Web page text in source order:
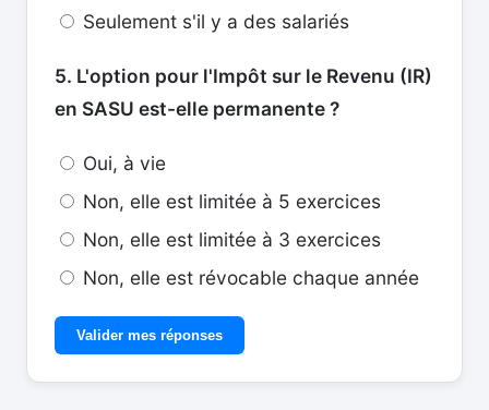
Seulement s'il y a des salariés
5. L'option pour l'Impôt sur le Revenu (IR)
en SASU est-elle permanente ?
Oui, à vie
Non, elle est limitée à 5 exercices
Non, elle est limitée à 3 exercices
Non, elle est révocable chaque année
Valider mes réponses